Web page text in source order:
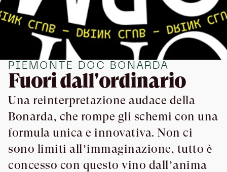
PIEMONTE DOC BONARDA
Fuori dall'ordinario
Una reinterpretazione audace della
Bonarda, che rompe gli schemi con una
formula unica e innovativa. Non ci
sono limiti all’immaginazione, tutto è
concesso con questo vino dall’anima